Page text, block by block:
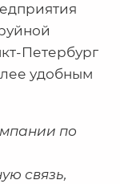
Петербург
удобным
по
связь,